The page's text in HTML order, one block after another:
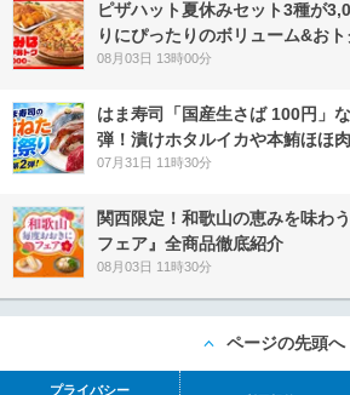
ピザハット夏休みセット3種が
りにぴったりのボリューム&お
08月03日 13時00分
はま寿司「国産生さば 100円」
弾！漬けホタルイカや本鮪ほほ
07月31日 11時30分
関西限定！和歌山の恵みを味わ
フェア』全商品徹底紹介
08月03日 11時30分
ページの先頭へ
プライバシー